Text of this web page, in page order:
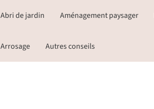
Abri de jardin Aménagement paysager
Arrosage Autres conseils